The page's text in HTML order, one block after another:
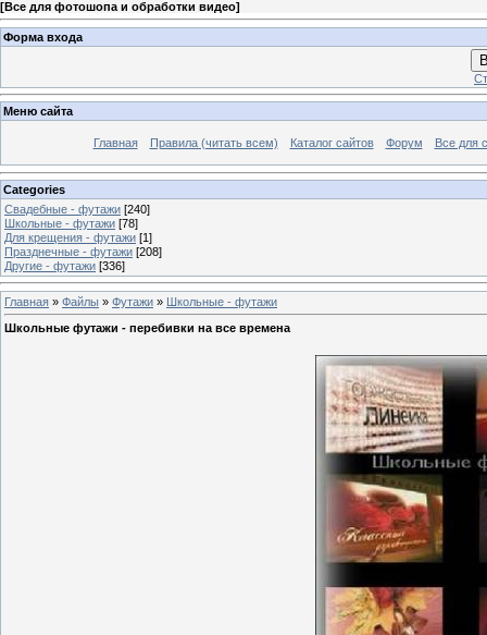
[Все для фотошопа и обработки видео]
Форма входа
Меню сайта
Главная Правила (читать всем) Каталог сайтов Форум Все для
Categories
Свадебные - футажи [240]
Школьные - футажи [78]
Для крещения - футажи [1]
Празднечные - футажи [208]
Другие - футажи [336]
Главная » Файлы » Футажи » Школьные - футажи
Школьные футажи - перебивки на все времена